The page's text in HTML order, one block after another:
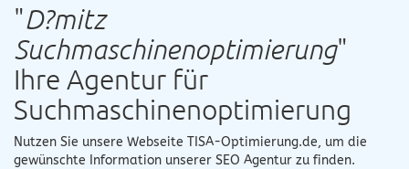
"D?mitz
Suchmaschinenoptimierung"
Ihre Agentur für
Suchmaschinenoptimierung
Nutzen Sie unsere Webseite TISA-Optimierung.de, um die
gewünschte Information unserer SEO Agentur zu finden.